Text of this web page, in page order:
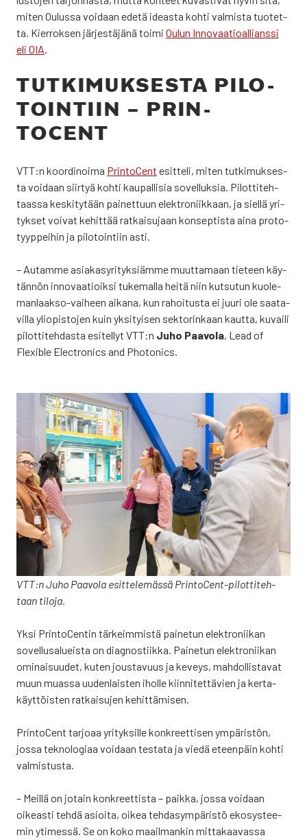
miten Oulus­sa voi­daan ede­tä ideas­ta koh­ti val­mis­ta tuo­tet­
ta. Kier­rok­sen jär­jes­tä­jä­nä toi­mi Oulun Inno­vaa­tio­al­lians­si
eli OIA.
TUT­KI­MUK­SES­TA PILO­
TOIN­TIIN – PRIN­
TOCENT
VTT:n koor­di­noi­ma Prin­toCent esit­te­li, miten tut­ki­muk­ses­
ta voi­daan siir­tyä koh­ti kau­pal­li­sia sovel­luk­sia. Pilot­ti­teh­
taas­sa kes­ki­ty­tään pai­net­tuun elekt­ro­niik­kaan, ja siel­lä yri­
tyk­set voi­vat kehit­tää rat­kai­su­jaan kon­sep­tis­ta aina pro­to­
tyyp­pei­hin ja pilo­toin­tiin asti.
– Autam­me asia­kas­yri­tyk­siäm­me muut­ta­maan tie­teen käy­
tän­nön inno­vaa­tioik­si tuke­mal­la hei­tä niin kut­su­tun kuo­le­
man­laak­so-vai­heen aika­na, kun rahoi­tus­ta ei juu­ri ole saa­ta­
vil­la yli­opis­to­jen kuin yksi­tyi­sen sek­to­rin­kaan kaut­ta, kuvai­li
pilot­ti­teh­das­ta esi­tel­lyt VTT:n Juho Paa­vo­la, Lead of
Flexible Elect­ro­nics and Pho­to­nics.
VTT:n Juho Paa­vo­la esit­te­le­mäs­sä Prin­toCent-pilot­ti­teh­
taan tilo­ja.
Yksi Prin­toCen­tin tär­keim­mis­tä pai­ne­tun elekt­ro­nii­kan
sovel­lusa­lueis­ta on diag­nos­tiik­ka. Pai­ne­tun elekt­ro­nii­kan
omi­nai­suu­det, kuten jous­ta­vuus ja keveys, mah­dol­lis­ta­vat
muun muas­sa uuden­lais­ten ihol­le kiin­ni­tet­tä­vien ja ker­ta­
käyt­töis­ten rat­kai­su­jen kehit­tä­mi­sen.
Prin­toCent tar­jo­aa yri­tyk­sil­le kon­kreet­ti­sen ympä­ris­tön,
jos­sa tek­no­lo­gi­aa voi­daan tes­ta­ta ja vie­dä eteen­päin koh­ti
val­mis­tus­ta.
– Meil­lä on jotain kon­kreet­tis­ta – paik­ka, jos­sa voi­daan
oikeas­ti teh­dä asioi­ta, oikea teh­da­sym­pä­ris­tö eko­sys­tee­
min yti­mes­sä. Se on koko maa­il­man­kin mit­ta­kaa­vas­sa